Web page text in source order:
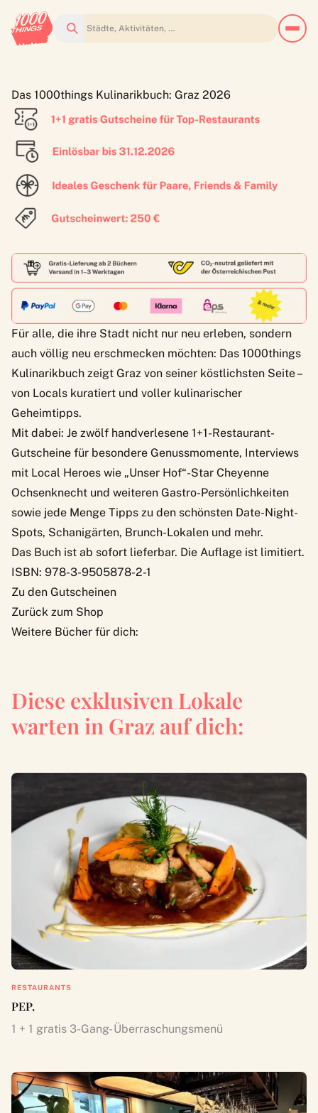
Suchen
Das 1000things Kulinarikbuch: Graz 2026
Für alle, die ihre Stadt nicht nur neu erleben, sondern
auch völlig neu erschmecken möchten: Das 1000things
Kulinarikbuch zeigt Graz von seiner köstlichsten Seite –
von Locals kuratiert und voller kulinarischer
Geheimtipps.
Mit dabei: Je zwölf handverlesene 1+1-Restaurant-
Gutscheine für besondere Genussmomente, Interviews
mit Local Heroes wie „Unser Hof“-Star Cheyenne
Ochsenknecht und weiteren Gastro-Persönlichkeiten
sowie jede Menge Tipps zu den schönsten Date-Night-
Spots, Schanigärten, Brunch-Lokalen und mehr.
Das Buch ist ab sofort lieferbar. Die Auflage ist limitiert.
ISBN: 978-3-9505878-2-1
Zu den Gutscheinen
Zurück zum Shop
Weitere Bücher für dich:
Diese exklusiven Lokale
warten in Graz auf dich:
RESTAURANTS
PEP.
1 + 1 gratis 3-Gang- Überraschungsmenü